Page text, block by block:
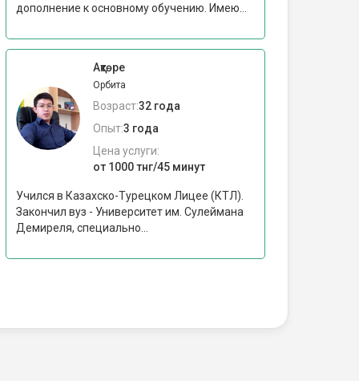
дополнение к основному обучению. Имею...
Ақтөре
Орбита
Возраст:32 года
Опыт:3 года
Цена услуги:
от 1000 тнг/45 минут
Учился в Казахско-Турецком Лицее (КТЛ).
Закончил вуз - Университет им. Сулеймана
Демиреля, специально...